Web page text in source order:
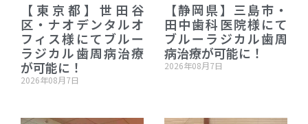
【東京都】世田谷
区・ナオデンタルオ
フィス様にてブルー
ラジカル歯周病治療
が可能に！
2026年08月7日
【静岡県】三島市・
田中歯科医院様にて
ブルーラジカル歯周
病治療が可能に！
2026年08月7日